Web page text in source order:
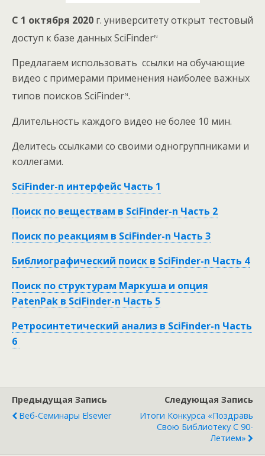
С 1 октября 2020 г. университету открыт тестовый
доступ к базе данных SciFindern
Предлагаем использовать ссылки на обучающие
видео с примерами применения наиболее важных
типов поисков SciFindern.
Длительность каждого видео не более 10 мин.
Делитесь ссылками со своими одногруппниками и
коллегами.
SciFinder-n интерфейс Часть 1
Поиск по веществам в SciFinder-n Часть 2
Поиск по реакциям в SciFinder-n Часть 3
Библиографический поиск в SciFinder-n Часть 4
Поиск по структурам Маркуша и опция
PatenPak в SciFinder-n Часть 5
Ретросинтетический анализ в SciFinder-n Часть
6
Предыдущая Запись
Веб-Семинары Elsevier
Следующая Запись
Итоги Конкурса «Поздравь
Свою Библиотеку С 90-
Летием»